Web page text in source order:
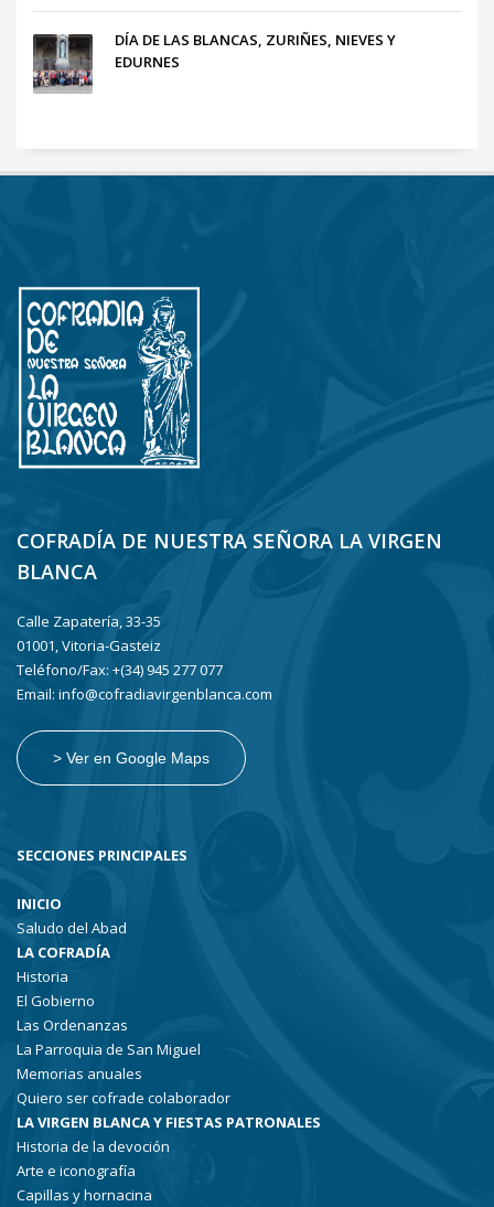
DÍA DE LAS BLANCAS, ZURIÑES, NIEVES Y
EDURNES
COFRADÍA DE NUESTRA SEÑORA LA VIRGEN
BLANCA
Calle Zapatería, 33-35
01001, Vitoria-Gasteiz
Teléfono/Fax: +(34) 945 277 077
Email: info@cofradiavirgenblanca.com
> Ver en Google Maps
SECCIONES PRINCIPALES
INICIO
Saludo del Abad
LA COFRADÍA
Historia
El Gobierno
Las Ordenanzas
La Parroquia de San Miguel
Memorias anuales
Quiero ser cofrade colaborador
LA VIRGEN BLANCA Y FIESTAS PATRONALES
Historia de la devoción
Arte e iconografía
Capillas y hornacina